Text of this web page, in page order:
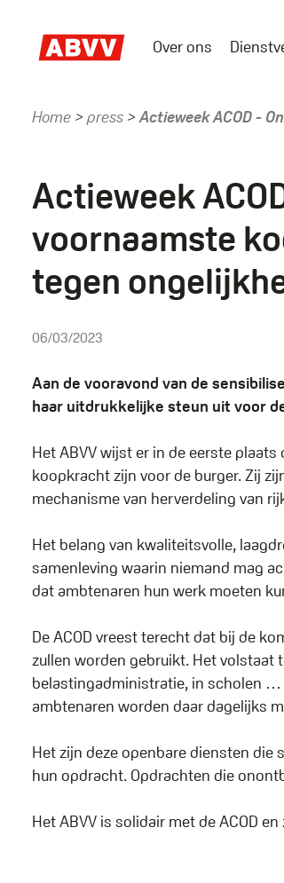
Over ons
Home press Actieweek ACOD -
Actieweek
voornaamste
tegen
06/03/2023
Aan de vooravond van de
haar uitdrukkelijke steun uit voor
Het ABVV wijst er in de eerste
koopkracht zijn voor de burger. Zij
mechanisme van herverdeling van
Het belang van kwaliteitsvolle,
samenleving waarin niemand mag
dat ambtenaren hun werk moeten
De ACOD vreest terecht dat bij de
zullen worden gebruikt. Het volstaat
belastingadministratie, in scholen …
ambtenaren worden daar dagelijks
Het zijn deze openbare diensten die
hun opdracht. Opdrachten die
Het ABVV is solidair met de ACOD